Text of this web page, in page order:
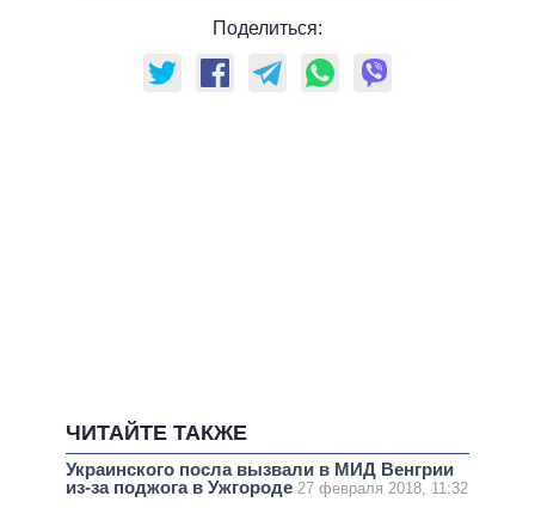
Поделиться:
ЧИТАЙТЕ ТАКЖЕ
Украинского посла вызвали в МИД Венгрии
из-за поджога в Ужгороде 27 февраля 2018, 11:32